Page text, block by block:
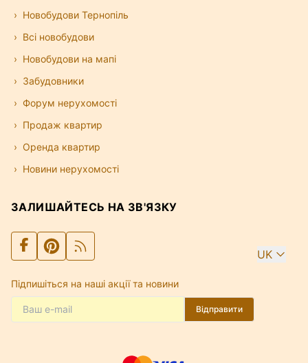
Новобудови Тернопіль
Всі новобудови
Новобудови на мапі
Забудовники
Форум нерухомості
Продаж квартир
Оренда квартир
Новини нерухомості
ЗАЛИШАЙТЕСЬ НА ЗВ'ЯЗКУ
UK
Підпишіться на наші акції та новини
Відправити